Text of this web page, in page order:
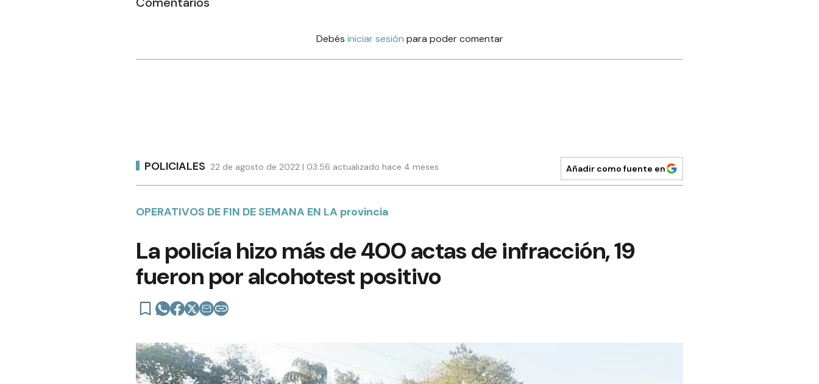
Debés iniciar sesión para poder comentar
POLICIALES 22 de agosto de 2022 | 03:56 actualizado hace 4 meses Añadir como fuente en
OPERATIVOS DE FIN DE SEMANA EN LA provincia
La policía hizo más de 400 actas de infracción, 19
fueron por alcohotest positivo